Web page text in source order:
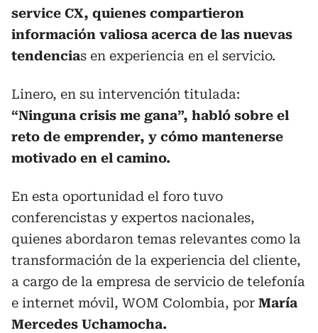
service CX, quienes compartieron
información valiosa acerca de las nuevas
tendencias en experiencia en el servicio.
Linero, en su intervención titulada:
“Ninguna crisis me gana”, habló sobre el
reto de emprender, y cómo mantenerse
motivado en el camino.
En esta oportunidad el foro tuvo
conferencistas y expertos nacionales,
quienes abordaron temas relevantes como la
transformación de la experiencia del cliente,
a cargo de la empresa de servicio de telefonía
e internet móvil, WOM Colombia, por María
Mercedes Uchamocha.